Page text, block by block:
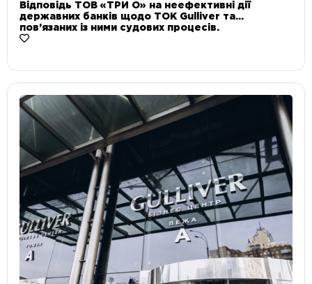
Відповідь ТОВ «ТРИ О» на неефективні дії
державних банків щодо ТОК Gulliver та
пов’язаних із ними судових процесів.